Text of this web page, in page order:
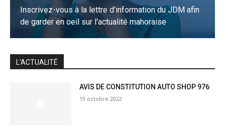
Inscrivez-vous à la lettre d'information du JDM afin
de garder en oeil sur l'actualité mahoraise
JE M'INSCRIS
L'ACTUALITÉ
AVIS DE CONSTITUTION AUTO SHOP 976
19 octobre 2022